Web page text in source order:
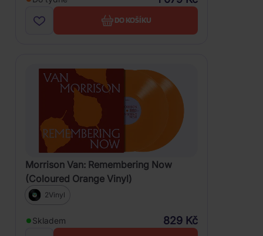
DO KOŠÍKU
Morrison Van: Remembering Now
(Coloured Orange Vinyl)
2Vinyl
Skladem 829 Kč